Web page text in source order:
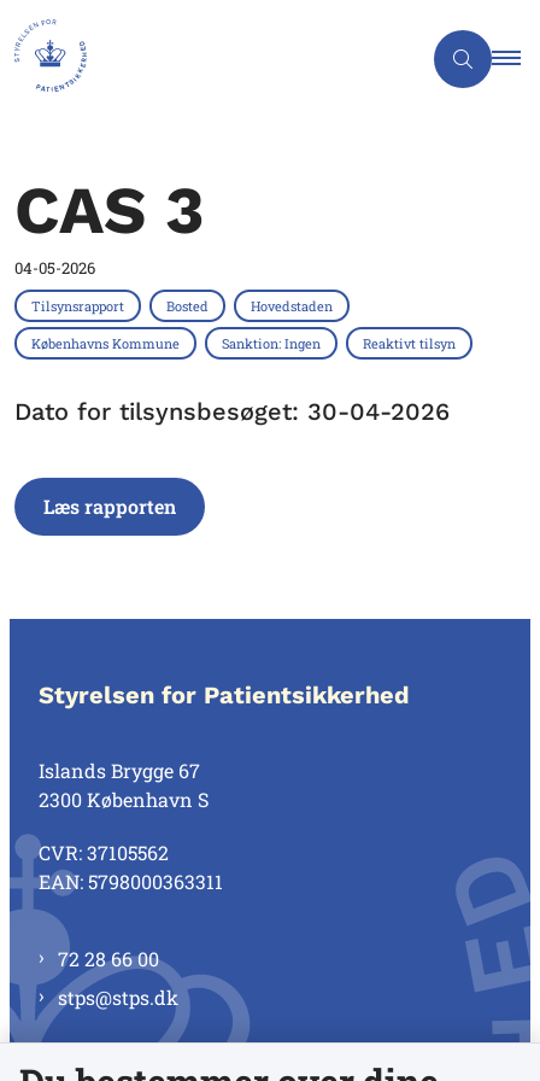
CAS 3
04-05-2026
Tilsynsrapport Bosted Hovedstaden
Københavns Kommune Sanktion: Ingen Reaktivt tilsyn
Dato for tilsynsbesøget: 30-04-2026
Læs rapporten
Styrelsen for Patientsikkerhed
Islands Brygge 67
2300 København S
CVR: 37105562
EAN: 5798000363311
72 28 66 00
stps@stps.dk